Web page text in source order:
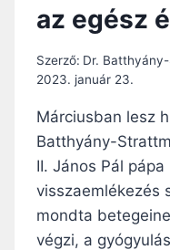
az egész
Szerző: Dr.
2023. január 23.
Márciusban lesz
Batthyány-
II. János Pál
visszaemlékezés
mondta
végzi, a